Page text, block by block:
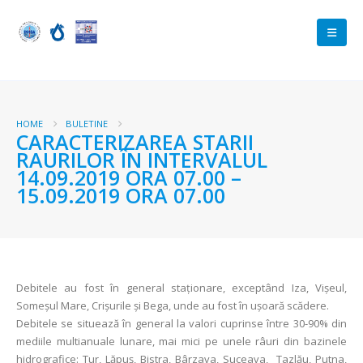
HOME BULETINE
CARACTERIZAREA STARII
RAURILOR ÎN INTERVALUL
14.09.2019 ORA 07.00 –
15.09.2019 ORA 07.00
Debitele au fost în general staţionare, exceptând Iza, Vișeul,
Someșul Mare, Crișurile și Bega, unde au fost în ușoară scădere.
Debitele se situează în general la valori cuprinse între 30-90% din
mediile multianuale lunare, mai mici pe unele râuri din bazinele
hidrografice: Tur, Lăpuș, Bistra, Bârzava, Suceava, Tazlău, Putna,